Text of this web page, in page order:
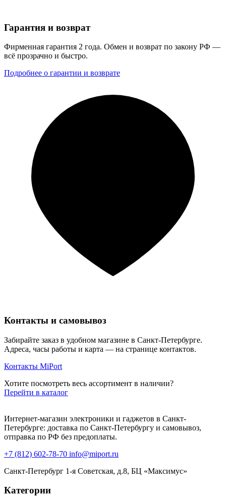
Гарантия и возврат
Фирменная гарантия 2 года. Обмен и возврат по закону РФ —
всё прозрачно и быстро.
Подробнее о гарантии и возврате
Контакты и самовывоз
Забирайте заказ в удобном магазине в Санкт-Петербурге.
Адреса, часы работы и карта — на странице контактов.
Контакты MiPort
Хотите посмотреть весь ассортимент в наличии?
Перейти в каталог
Интернет-магазин электроники и гаджетов в Санкт-
Петербурге: доставка по Санкт-Петербургу и самовывоз,
отправка по РФ без предоплаты.
+7 (812) 602-78-70 info@miport.ru
Санкт-Петербург 1-я Советская, д.8, БЦ «Максимус»
Категории